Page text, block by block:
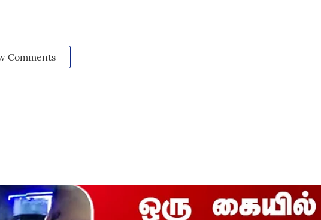
Comments